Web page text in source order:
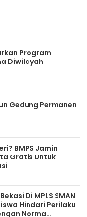
Program
Diwilayah
Gedung Permanen
BMPS Jamin
Gratis Untuk
Di MPLS SMAN
Hindari Perilaku
Norma